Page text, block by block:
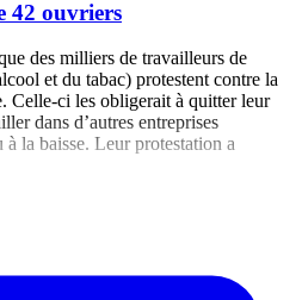
42 ouvriers
des milliers de travailleurs de
et du tabac) protestent contre la
Celle-ci les obligerait à quitter leur
dans d’autres entreprises
la baisse. Leur protestation a